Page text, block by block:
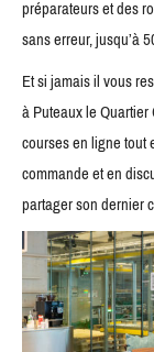
préparateurs et des
sans erreur, jusqu’à
Et si jamais il vous
à Puteaux le
courses en ligne
commande et en
partager son dernier